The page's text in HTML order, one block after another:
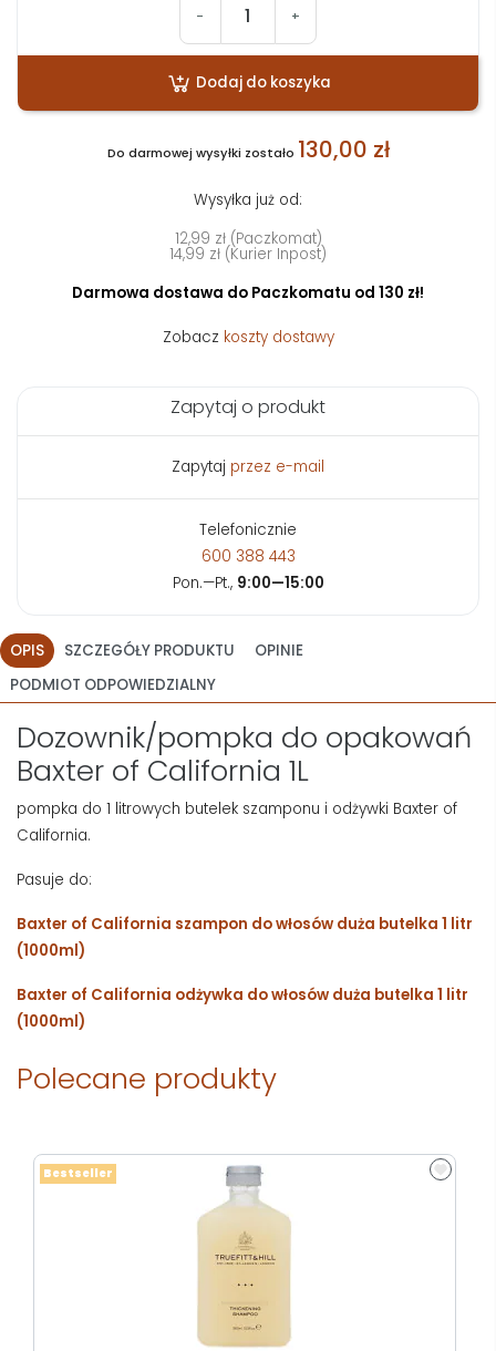
- +
Dodaj do koszyka
Do darmowej wysyłki zostało 130,00 zł
Wysyłka już od:
12,99 zł (Paczkomat)
14,99 zł (Kurier Inpost)
Darmowa dostawa do Paczkomatu od 130 zł!
Zobacz koszty dostawy
Zapytaj o produkt
Zapytaj przez e-mail
Telefonicznie
600 388 443
Pon.—Pt., 9:00—15:00
OPIS SZCZEGÓŁY PRODUKTU
OPINIE
PODMIOT ODPOWIEDZIALNY
Dozownik/pompka do opakowań
Baxter of California 1L
pompka do 1 litrowych butelek szamponu i odżywki Baxter of
California.
Pasuje do:
Baxter of California szampon do włosów duża butelka 1 litr
(1000ml)
Baxter of California odżywka do włosów duża butelka 1 litr
(1000ml)
Polecane produkty
Bestseller